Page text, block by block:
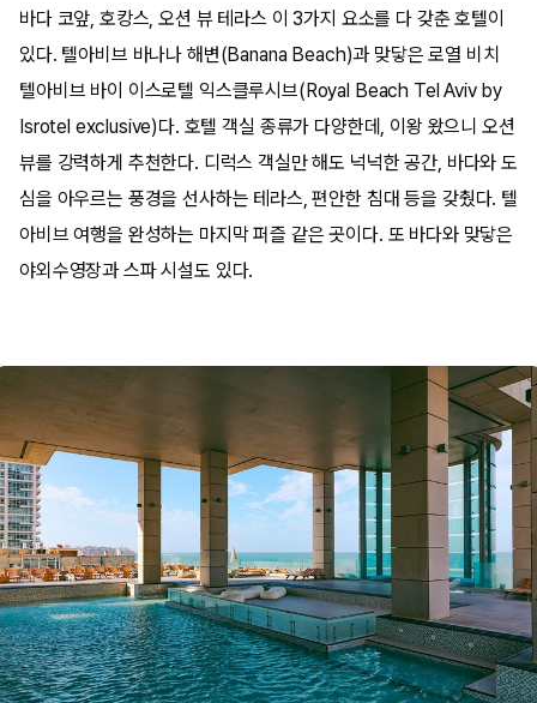
바다 코앞, 호캉스, 오션 뷰 테라스 이 3가지 요소를 다 갖춘 호텔이
있다. 텔아비브 바나나 해변(Banana Beach)과 맞닿은 로열 비치
텔아비브 바이 이스로텔 익스클루시브(Royal Beach Tel Aviv by
Isrotel exclusive)다. 호텔 객실 종류가 다양한데, 이왕 왔으니 오션
뷰를 강력하게 추천한다. 디럭스 객실만 해도 넉넉한 공간, 바다와 도
심을 아우르는 풍경을 선사하는 테라스, 편안한 침대 등을 갖췄다. 텔
아비브 여행을 완성하는 마지막 퍼즐 같은 곳이다. 또 바다와 맞닿은
야외수영장과 스파 시설도 있다.​